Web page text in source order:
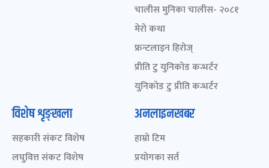
चालीस मुनिका चालीस- २०८१
मेरो कथा
फ्रन्टलाइन हिरोज्
प्रीति टु युनिकोड कन्भर्टर
युनिकोड टु प्रीति कन्भर्टर
विशेष शृङ्खला
सहकारी संकट विशेष
लघुवित्त संकट विशेष
अनलाइनखबर
हाम्रो टिम
प्रयोगका सर्त